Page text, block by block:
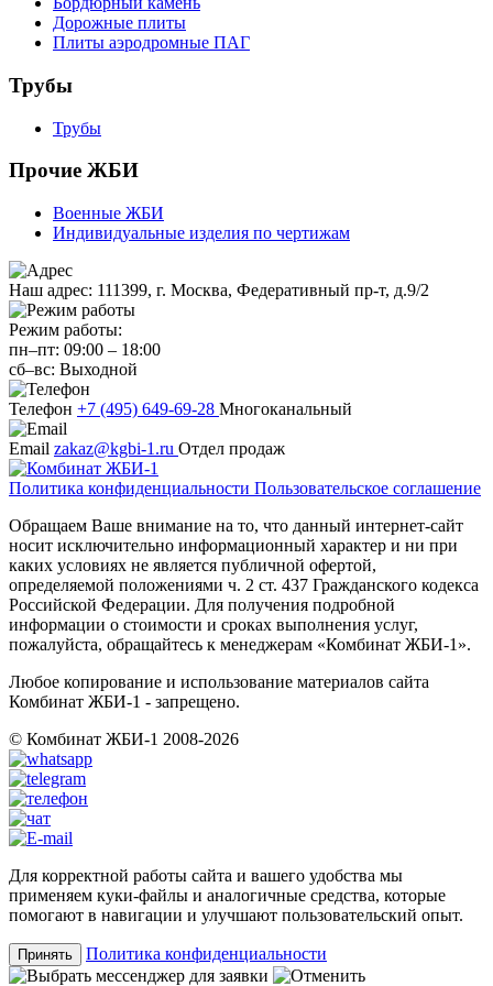
Дорожные плиты
Плиты аэродромные ПАГ
Трубы
Трубы
Прочие ЖБИ
Военные ЖБИ
Индивидуальные изделия по чертижам
Наш адрес: 111399, г. Москва, Федеративный пр-т, д.9/2
Режим работы:
пн–пт: 09:00 – 18:00
сб–вс: Выходной
Телефон +7 (495) 649-69-28 Многоканальный
Email zakaz@kgbi-1.ru Отдел продаж
Политика конфиденциальности Пользовательское соглашение
Обращаем Ваше внимание на то, что данный интернет-сайт
носит исключительно информационный характер и ни при
каких условиях не является публичной офертой,
определяемой положениями ч. 2 ст. 437 Гражданского кодекса
Российской Федерации. Для получения подробной
информации о стоимости и сроках выполнения услуг,
пожалуйста, обращайтесь к менеджерам «Комбинат ЖБИ-1».
Любое копирование и использование материалов сайта
Комбинат ЖБИ-1 - запрещено.
© Комбинат ЖБИ-1 2008-2026
Для корректной работы сайта и вашего удобства мы
применяем куки-файлы и аналогичные средства, которые
помогают в навигации и улучшают пользовательский опыт.
Принять Политика конфиденциальности